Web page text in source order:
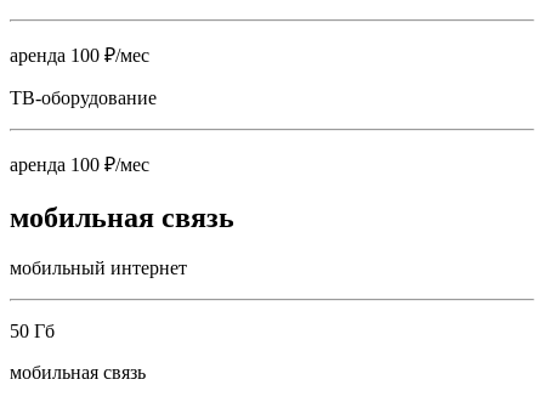
аренда 100 ₽/мес
ТВ-оборудование
аренда 100 ₽/мес
мобильная связь
мобильный интернет
50 Гб
мобильная связь